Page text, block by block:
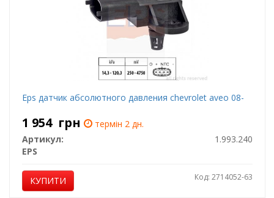
Eps датчик абсолютного давления chevrolet aveo 08-
1 954 грн
термін 2 дн.
Артикул:
1.993.240
EPS
КУПИТИ Код: 2714052-63